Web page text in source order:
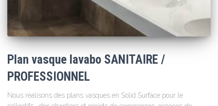
Plan vasque lavabo SANITAIRE /
PROFESSIONNEL
Nous réalisons des plans vasques en Solid Surface pour le